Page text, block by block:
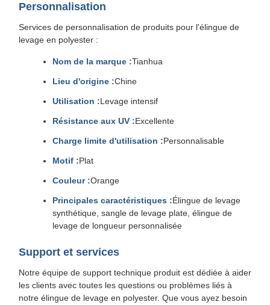
Personnalisation
Services de personnalisation de produits pour l'élingue de
levage en polyester :
Nom de la marque :Tianhua
Lieu d'origine :Chine
Utilisation :Levage intensif
Résistance aux UV :Excellente
Charge limite d'utilisation :Personnalisable
Motif :Plat
Couleur :Orange
Principales caractéristiques :Élingue de levage
synthétique, sangle de levage plate, élingue de
levage de longueur personnalisée
Support et services
Notre équipe de support technique produit est dédiée à aider
les clients avec toutes les questions ou problèmes liés à
notre élingue de levage en polyester. Que vous ayez besoin